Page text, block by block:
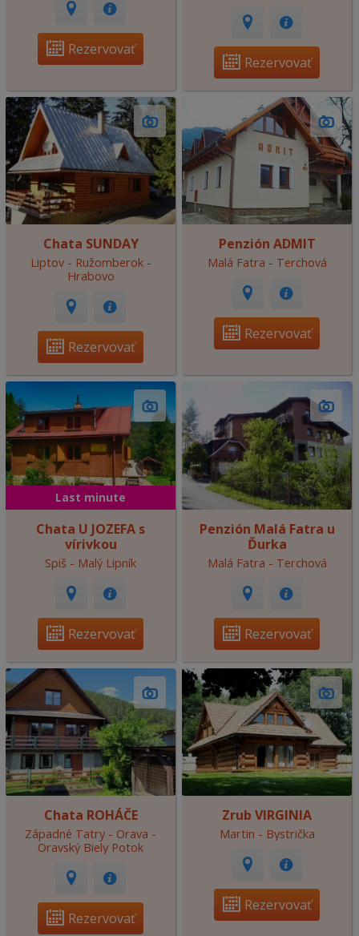
Rezervovať
Rezervovať
Chata SUNDAY
Liptov - Ružomberok -
Hrabovo
Rezervovať
Penzión ADMIT
Malá Fatra - Terchová
Rezervovať
Last minute
Chata U JOZEFA s
vírivkou
Spiš - Malý Lipník
Rezervovať
Penzión Malá Fatra u
Ďurka
Malá Fatra - Terchová
Rezervovať
Chata ROHÁČE
Západné Tatry - Orava -
Oravský Biely Potok
Rezervovať
Zrub VIRGINIA
Martin - Bystrička
Rezervovať